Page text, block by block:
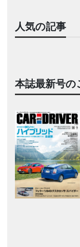
人気の記事
本誌最新号の